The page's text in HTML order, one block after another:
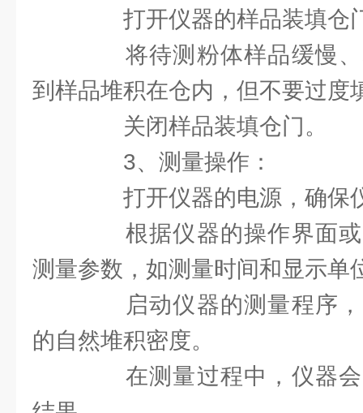
打开仪器的样品装填仓
将待测粉体样品缓慢、
到样品堆积在仓内，但不要过度
关闭样品装填仓门。
3、测量操作：
打开仪器的电源，确保
根据仪器的操作界面或
测量参数，如测量时间和显示单
启动仪器的测量程序，
的自然堆积密度。
在测量过程中，仪器会